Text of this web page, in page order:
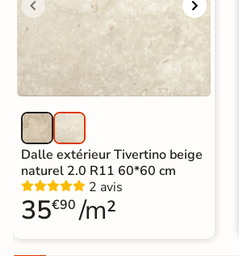
Dalle extérieur Tivertino beige
naturel 2.0 R11 60*60 cm
2 avis
35€90 /m²